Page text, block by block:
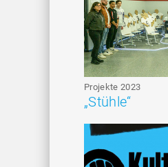
Projekte 2023
„Stühle“